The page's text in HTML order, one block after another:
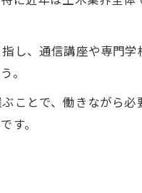
めの勉強法
ート
合格を目指す道
効率的に土木学習
トと過去問活用法
し、通信講座や専門
。
ことで、働きながら
す。